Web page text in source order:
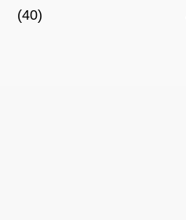
(40)